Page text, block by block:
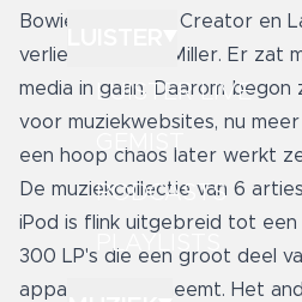
LUISTER LIVE
GEMIST
PODCASTS
PLAYLISTS
Bowie, Tyler, the Creator en
verliefd op Mac Miller. Er zat
media in gaan. Daarom
voor muziekwebsites, nu
een hoop chaos later werkt
De muziekcollectie van 6
iPod is flink uitgebreid tot een
300 LP's die een groot deel
appartement inneemt. Het